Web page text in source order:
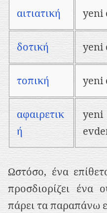
αιτιατική yeni
δοτική yeni
τοπική yeni
αφαιρετικ
ή
yeni
Ωστόσο, ένα
προσδιορίζει ένα
πάρει τα παραπάνω